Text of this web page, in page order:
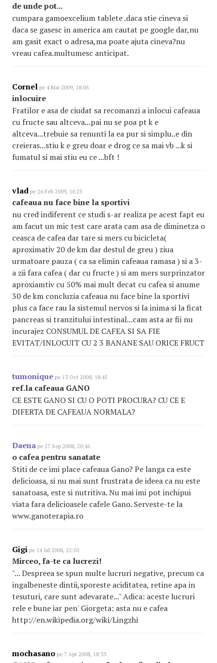
de unde pot...
cumpara gamoexcelium tablete .daca stie cineva si
daca se gasesc in america am cautat pe google dar,nu
am gasit exact o adresa,ma poate ajuta cineva?nu
vreau cafea.multumesc anticipat.
Cornel pe 4 Mai 2009, 18:06
inlocuire
Fratilor e asa de ciudat sa recomanzi a inlocui cafeaua
cu fructe sau altceva...pai nu se poa pt k e
altceva...trebuie sa renunti la ea pur si simplu..e din
creieras...stiu k e greu doar e drog ce sa mai vb ...k si
fumatul si mai stiu eu ce ...bft !
vlad pe 26 Feb 2009, 16:25
cafeaua nu face bine la sportivi
nu cred indiferent ce studi s-ar realiza pe acest fapt eu
am facut un mic test care arata cam asa de diminetza o
ceasca de cafea dar tare si mers cu bicicleta(
aproximativ 20 de km dar destul de greu ) ziua
urmatoare pauza ( ca sa elimin cafeaua ramasa ) si a 3-
a zii fara cafea ( dar cu fructe ) si am mers surprinzator
aproxiamtiv cu 50% mai mult decat cu cafea si anume
30 de km concluzia cafeaua nu face bine la sportivi
plus ca face rau la sistemul nervos si la inima si la ficat
pancreas si tranzitului intestinal...cam asta ar fii nu
incurajez CONSUMUL DE CAFEA SI SA FIE
EVITAT/INLOCUIT CU 2 3 BANANE SAU ORICE FRUCT
tumonique pe 13 Oct 2008, 18:45
ref.la cafeaua GANO
CE ESTE GANO SI CU O POTI PROCURA? CU CE E
DIFERTA DE CAFEAUA NORMALA?
Daena pe 27 Sep 2008, 20:46
o cafea pentru sanatate
Stiti de ce imi place cafeaua Gano? Pe langa ca este
delicioasa, si nu mai sunt frustrata de ideea ca nu este
sanatoasa, este si nutritiva. Nu mai imi pot inchipui
viata fara delicioasele cafele Gano. Serveste-te la
www.ganoterapia.ro
Gigi pe 14 Iul 2008, 22:50
Mirceo, fa-te ca lucrezi!
"... Despreea se spun multe lucruri negative, precum ca
ingalbeneste dintii,sporeste aciditatea, retine apa in
tesuturi, care sunt adevarate..." Adica: aceste lucruri
rele e bune iar pen' Giorgeta: asta nu e cafea
http://en.wikipedia.org/wiki/Lingzhi
mochasano pe 7 Apr 2008, 18:33